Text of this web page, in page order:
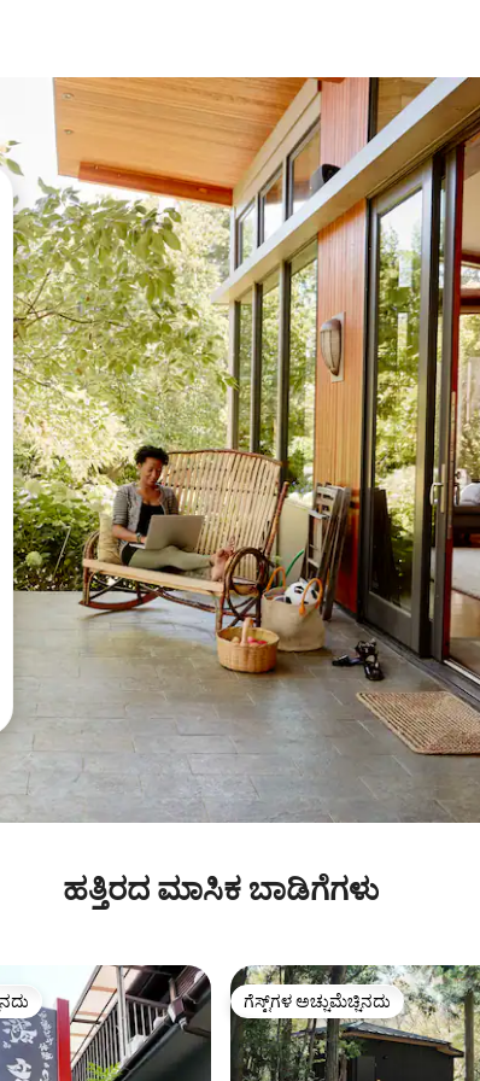
ಮಾಡಿ ಅಥವಾ ಸ್ಪರ್ಶ ಅಥವಾ ಸ್ವೈಪ್ ಗೆಸ್ಚರ್‌ಗಳ ಮೂಲಕ ಅನ್ವೇಷಿಸಿ.
ಹತ್ತಿರದ ಮಾಸಿಕ ಬಾಡಿಗೆಗಳು
ಗೆಸ್ಟ್‌ಗಳ ಅಚ್ಚುಮೆಚ್ಚಿನದು
ಗೆಸ್ಟ್‌ಗಳ ಅಚ್ಚುಮೆಚ್ಚಿನದು